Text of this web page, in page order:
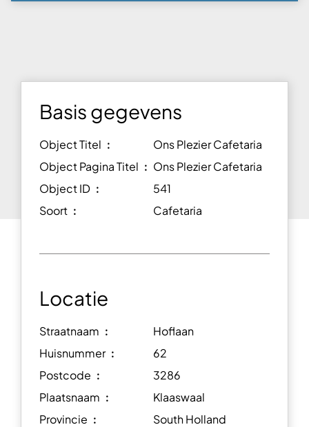
Basis gegevens
Object Titel ︰
Ons Plezier Cafetaria
Object Pagina Titel ︰ Ons Plezier Cafetaria
Object ID ︰
541
Soort ︰
Cafetaria
Locatie
Straatnaam ︰
Hoflaan
Huisnummer ︰
62
Postcode ︰
3286
Plaatsnaam ︰
Klaaswaal
Provincie ︰
South Holland